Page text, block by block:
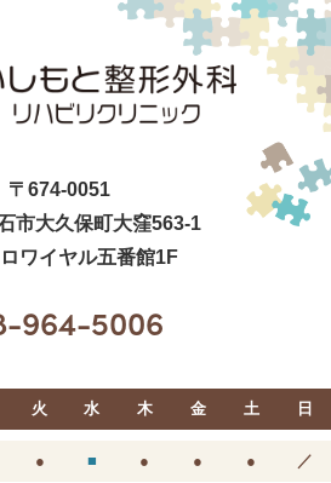
〒674-0051
市大久保町大窪563-1
ワイヤル五番館1F
964-5006
火 水 木 金 土 日
● ■ ● ● ● ／